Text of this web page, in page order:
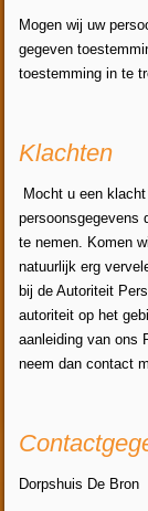
Mogen wij uw
gegeven
toestemming in te
Klachten
Mocht u een
persoonsgegevens
te nemen. Komen
natuurlijk erg
bij de Autoriteit
autoriteit op het
aanleiding van ons
neem dan contact
Dorpshuis De Bron